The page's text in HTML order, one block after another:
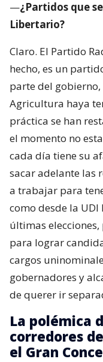
—¿Partidos que
Libertario?
Claro. El Partido
hecho, es un
parte del
Agricultura haya
práctica se han
el momento no
cada día tiene su
sacar adelante las
a trabajar para
como desde la
últimas
para lograr
cargos
gobernadores y
de querer ir
La polémica
corredores
el Gran